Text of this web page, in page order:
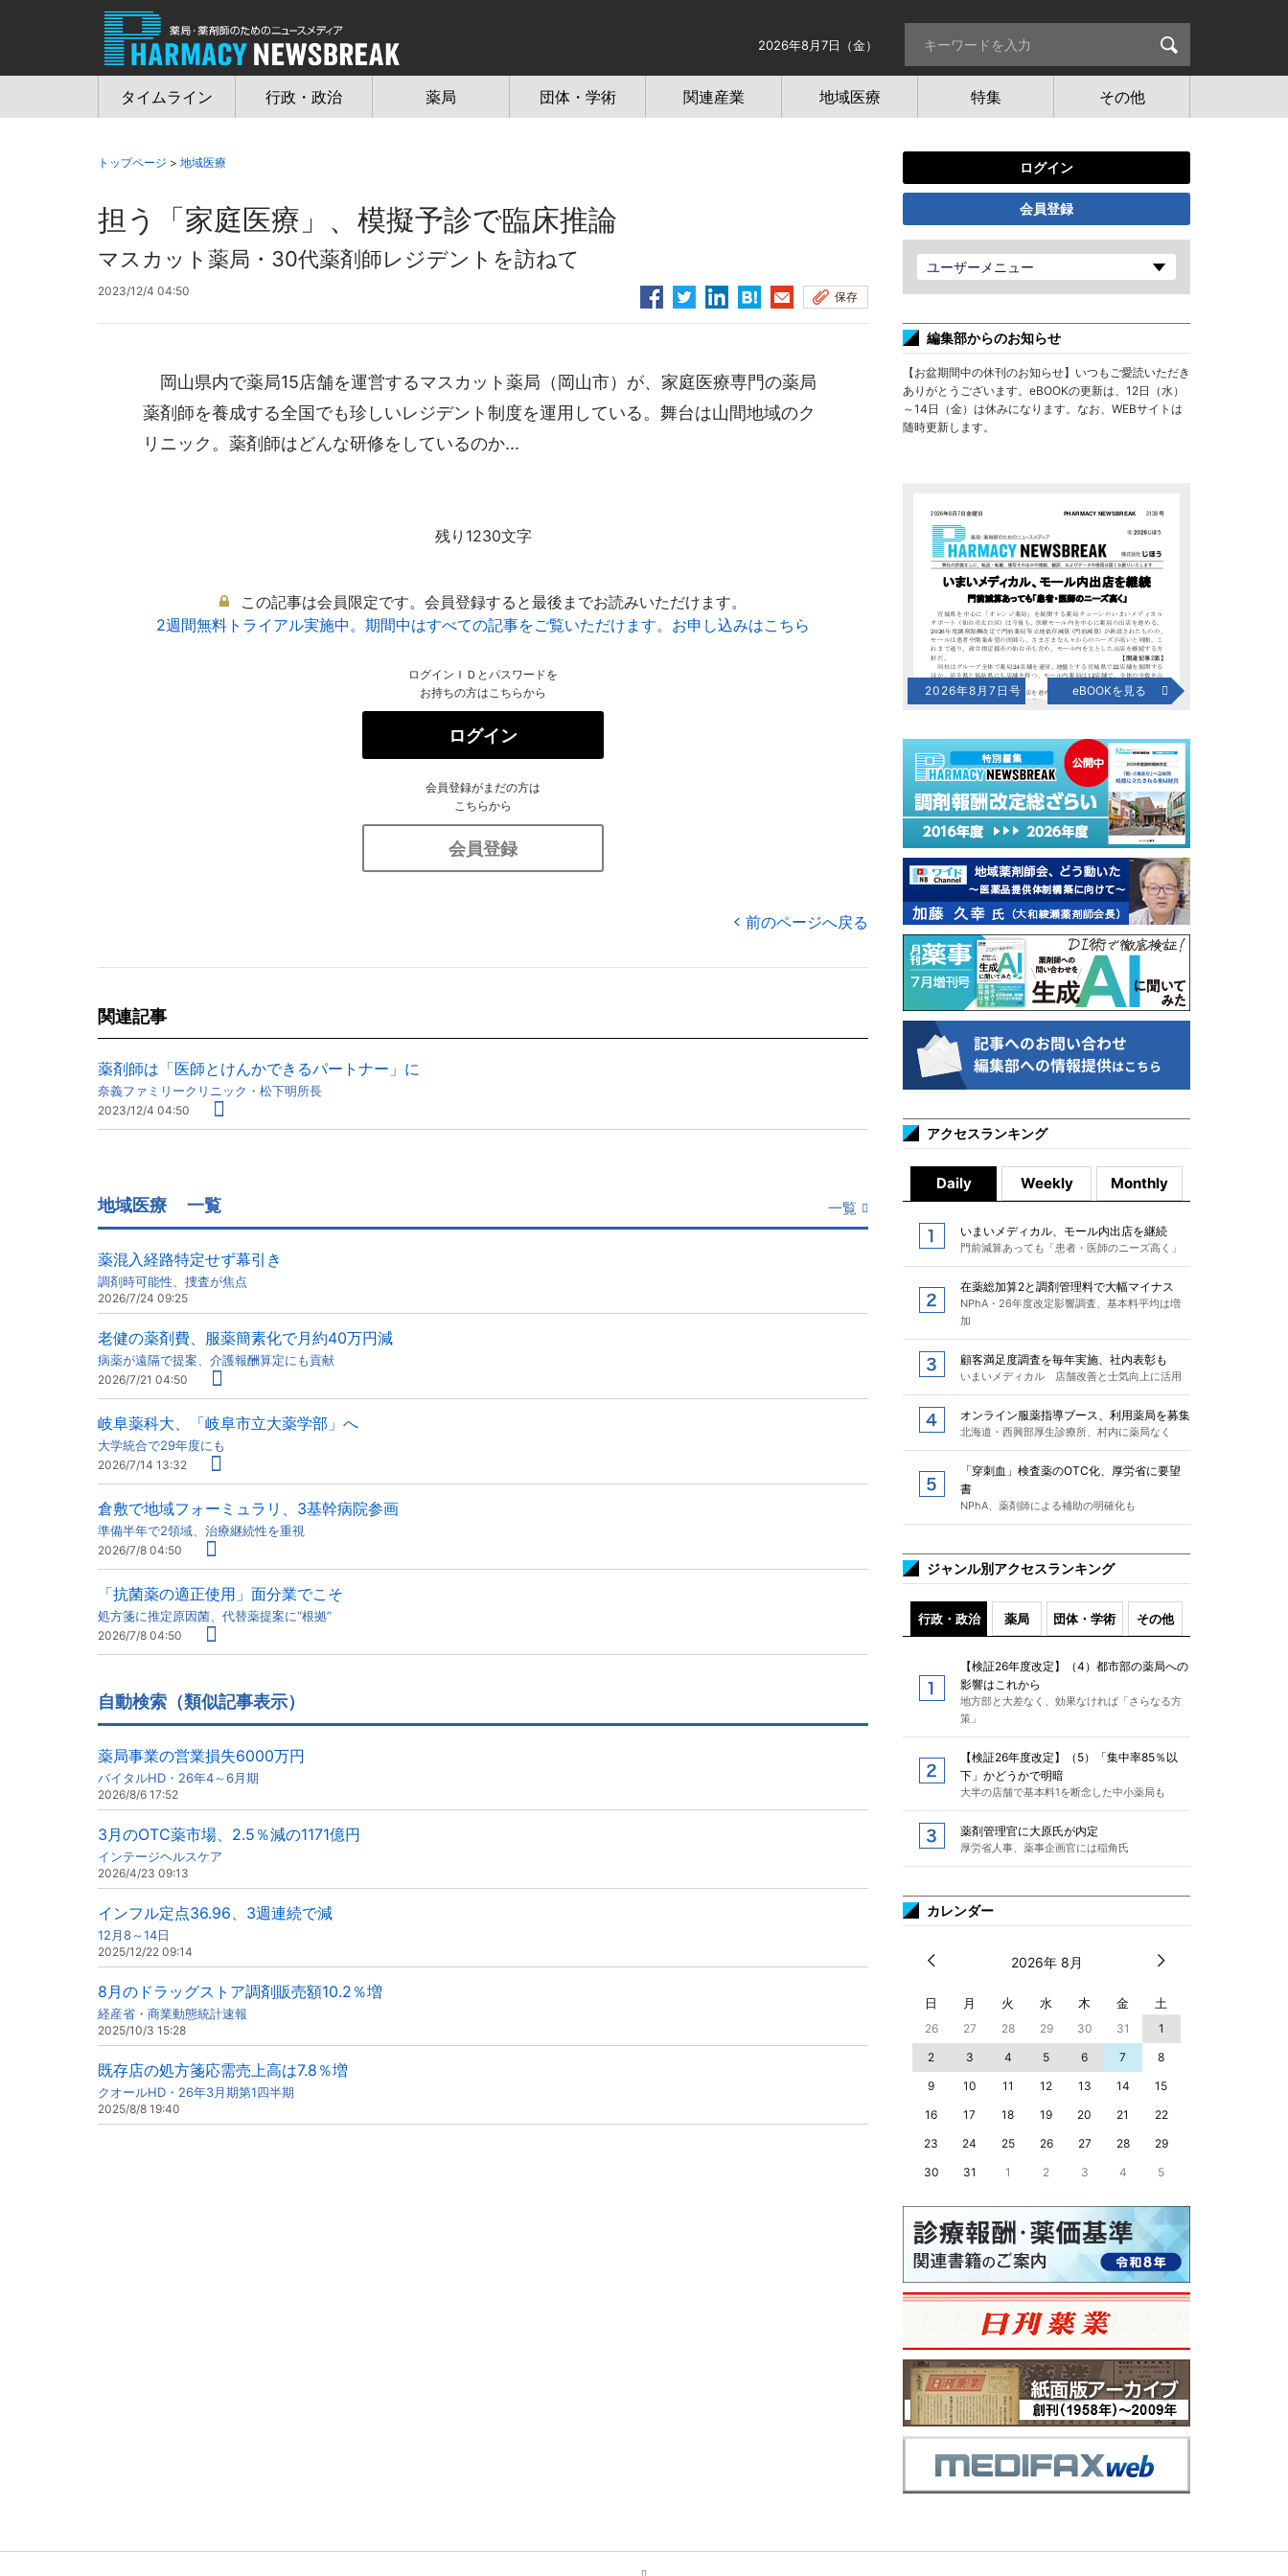
2026年8月7日（金）
タイムライン 行政・政治 薬局 団体・学術 関連産業 地域医療 特集 その他
トップページ > 地域医療
担う「家庭医療」、模擬予診で臨床推論
マスカット薬局・30代薬剤師レジデントを訪ねて
2023/12/4 04:50 保存
岡山県内で薬局15店舗を運営するマスカット薬局（岡山市）が、家庭医療専門の薬局
薬剤師を養成する全国でも珍しいレジデント制度を運用している。舞台は山間地域のク
リニック。薬剤師はどんな研修をしているのか...
残り1230文字
この記事は会員限定です。会員登録すると最後までお読みいただけます。
2週間無料トライアル実施中。期間中はすべての記事をご覧いただけます。お申し込みはこちら
ログインＩＤとパスワードを
お持ちの方はこちらから
ログイン
会員登録がまだの方は
こちらから
会員登録
前のページへ戻る
関連記事
薬剤師は「医師とけんかできるパートナー」に
奈義ファミリークリニック・松下明所長
2023/12/4 04:50
地域医療 一覧 一覧
薬混入経路特定せず幕引き
調剤時可能性、捜査が焦点
2026/7/24 09:25
老健の薬剤費、服薬簡素化で月約40万円減
病薬が遠隔で提案、介護報酬算定にも貢献
2026/7/21 04:50
岐阜薬科大、「岐阜市立大薬学部」へ
大学統合で29年度にも
2026/7/14 13:32
倉敷で地域フォーミュラリ、3基幹病院参画
準備半年で2領域、治療継続性を重視
2026/7/8 04:50
「抗菌薬の適正使用」面分業でこそ
処方箋に推定原因菌、代替薬提案に“根拠”
2026/7/8 04:50
自動検索（類似記事表示）
薬局事業の営業損失6000万円
バイタルHD・26年4～6月期
2026/8/6 17:52
3月のOTC薬市場、2.5％減の1171億円
インテージヘルスケア
2026/4/23 09:13
インフル定点36.96、3週連続で減
12月8～14日
2025/12/22 09:14
8月のドラッグストア調剤販売額10.2％増
経産省・商業動態統計速報
2025/10/3 15:28
既存店の処方箋応需売上高は7.8％増
クオールHD・26年3月期第1四半期
2025/8/8 19:40
ログイン
会員登録
ユーザーメニュー
編集部からのお知らせ
【お盆期間中の休刊のお知らせ】いつもご愛読いただき
ありがとうございます。eBOOKの更新は、12日（水）
～14日（金）は休みになります。なお、WEBサイトは
随時更新します。
2026年8月7日号 eBOOKを見る
アクセスランキング
Daily Weekly Monthly
いまいメディカル、モール内出店を継続
門前減算あっても「患者・医師のニーズ高く」
在薬総加算2と調剤管理料で大幅マイナス
NPhA・26年度改定影響調査、基本料平均は増
加
顧客満足度調査を毎年実施、社内表彰も
いまいメディカル 店舗改善と士気向上に活用
オンライン服薬指導ブース、利用薬局を募集
北海道・西興部厚生診療所、村内に薬局なく
「穿刺血」検査薬のOTC化、厚労省に要望
書
NPhA、薬剤師による補助の明確化も
ジャンル別アクセスランキング
行政・政治 薬局 団体・学術 その他
【検証26年度改定】（4）都市部の薬局への
影響はこれから
地方部と大差なく、効果なければ「さらなる方
策」
【検証26年度改定】（5）「集中率85％以
下」かどうかで明暗
大半の店舗で基本料1を断念した中小薬局も
薬剤管理官に大原氏が内定
厚労省人事、薬事企画官には稲角氏
カレンダー
2026年 8月
日 月 火 水 木 金 土
26 27 28 29 30 31
1
2
3 4 5 6 7
8
9
10 11 12 13 14
15
16
17 18 19 20 21
22
23
24 25 26 27 28
29
30
31 1 2 3 4 5